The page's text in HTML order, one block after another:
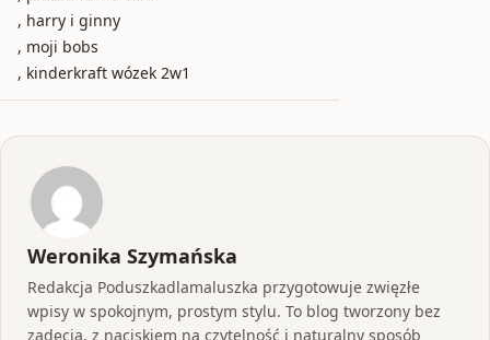
, harry i ginny
, moji bobs
, kinderkraft wózek 2w1
Weronika Szymańska
Redakcja Poduszkadlamaluszka przygotowuje zwięzłe
wpisy w spokojnym, prostym stylu. To blog tworzony bez
zadęcia, z naciskiem na czytelność i naturalny sposób